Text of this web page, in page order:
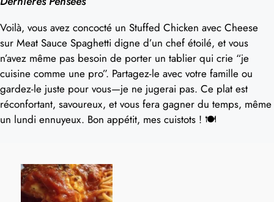
Voilà, vous avez concocté un Stuffed Chicken avec Cheese
sur Meat Sauce Spaghetti digne d’un chef étoilé, et vous
n’avez même pas besoin de porter un tablier qui crie “je
cuisine comme une pro”. Partagez-le avec votre famille ou
gardez-le juste pour vous—je ne jugerai pas. Ce plat est
réconfortant, savoureux, et vous fera gagner du temps, même
un lundi ennuyeux. Bon appétit, mes cuistots ! 🍽️